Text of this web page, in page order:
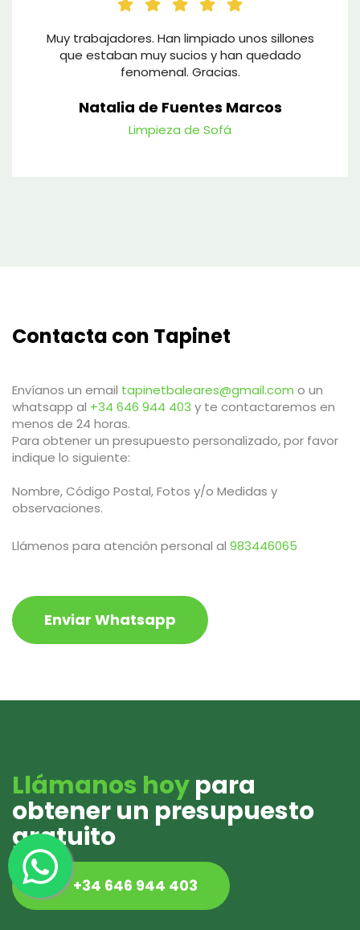
Muy trabajadores. Han limpiado unos sillones
que estaban muy sucios y han quedado
fenomenal. Gracias.
Natalia de Fuentes Marcos
Limpieza de Sofá
Contacta con Tapinet
Envíanos un email tapinetbaleares@gmail.com o un
whatsapp al +34 646 944 403 y te contactaremos en
menos de 24 horas.
Para obtener un presupuesto personalizado, por favor
indique lo siguiente:
Nombre, Código Postal, Fotos y/o Medidas y
observaciones.
Llámenos para atención personal al 983446065
Enviar Whatsapp
Llámanos hoypara
obtener un presupuesto
gratuito
+34 646 944 403